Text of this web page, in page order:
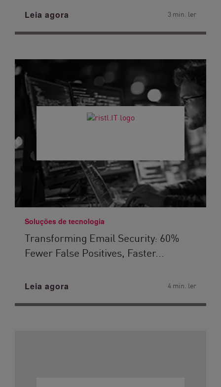
Leia agora 3 min. ler
Soluções de tecnologia
Transforming Email Security: 60%
Fewer False Positives, Faster...
Leia agora 4 min. ler